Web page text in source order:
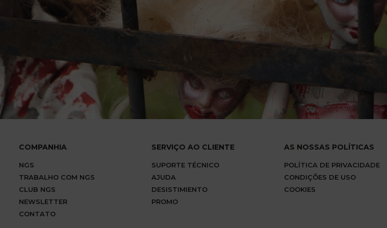
COMPANHIA
NGS
TRABALHO COM NGS
CLUB NGS
NEWSLETTER
CONTATO
SERVIÇO AO CLIENTE
SUPORTE TÉCNICO
AJUDA
DESISTIMIENTO
PROMO
AS NOSSAS POLÍTICAS
POLÍTICA DE PRIVACIDADE
CONDIÇÕES DE USO
COOKIES